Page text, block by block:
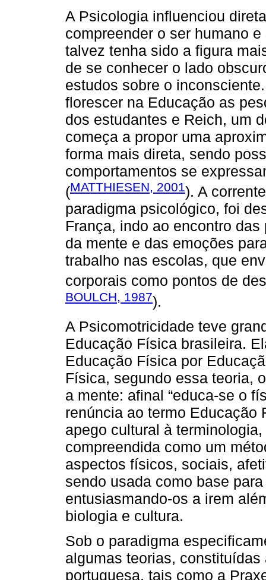
A Psicologia influenciou
compreender o ser humano
talvez tenha sido a figura
de se conhecer o lado
estudos sobre o
florescer na Educação as
dos estudantes e Reich, um
começa a propor uma
forma mais direta, sendo
comportamentos se
(MATTHIESEN, 2001). A
paradigma psicológico, foi
França, indo ao encontro
da mente e das emoções
trabalho nas escolas, que
corporais como pontos de
BOULCH, 1987).
A Psicomotricidade teve
Educação Física brasileira.
Educação Física por
Física, segundo essa teoria,
a mente: afinal “educa-se o
renúncia ao termo Educação
apego cultural à
compreendida como um
aspectos físicos, sociais,
sendo usada como base
entusiasmando-os a irem
biologia e cultura.
Sob o paradigma
algumas teorias,
portuguesa, tais como a